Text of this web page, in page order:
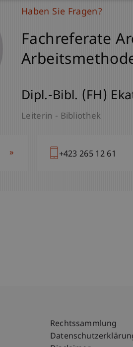
Haben Sie Fragen?
Fachreferate
Dipl.-Bibl. (FH)
Leiterin - Bibliothek
» +423 265 12 61
Fußzeile
Rechtssammlung